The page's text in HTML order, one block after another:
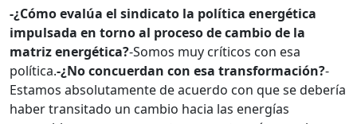
-¿Cómo evalúa el sindicato la política energética
impulsada en torno al proceso de cambio de la
matriz energética?-Somos muy críticos con esa
política.-¿No concuerdan con esa transformación?-
Estamos absolutamente de acuerdo con que se debería
haber transitado un cambio hacia las energías